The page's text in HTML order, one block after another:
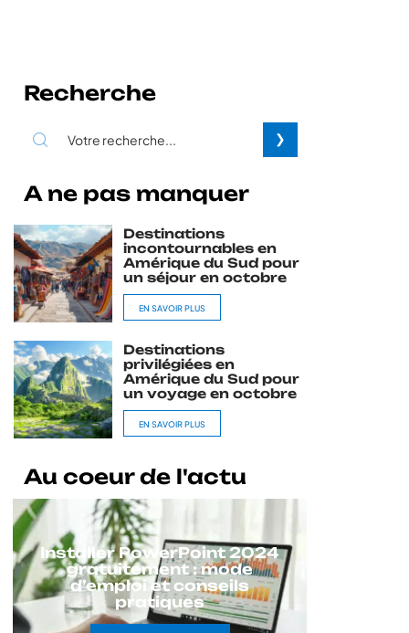
Recherche
A ne pas manquer
Destinations
incontournables en
Amérique du Sud pour
un séjour en octobre
EN SAVOIR PLUS
Destinations
privilégiées en
Amérique du Sud pour
un voyage en octobre
EN SAVOIR PLUS
Au coeur de l'actu
Installer PowerPoint 2024
gratuitement : mode
d’emploi et conseils
pratiques